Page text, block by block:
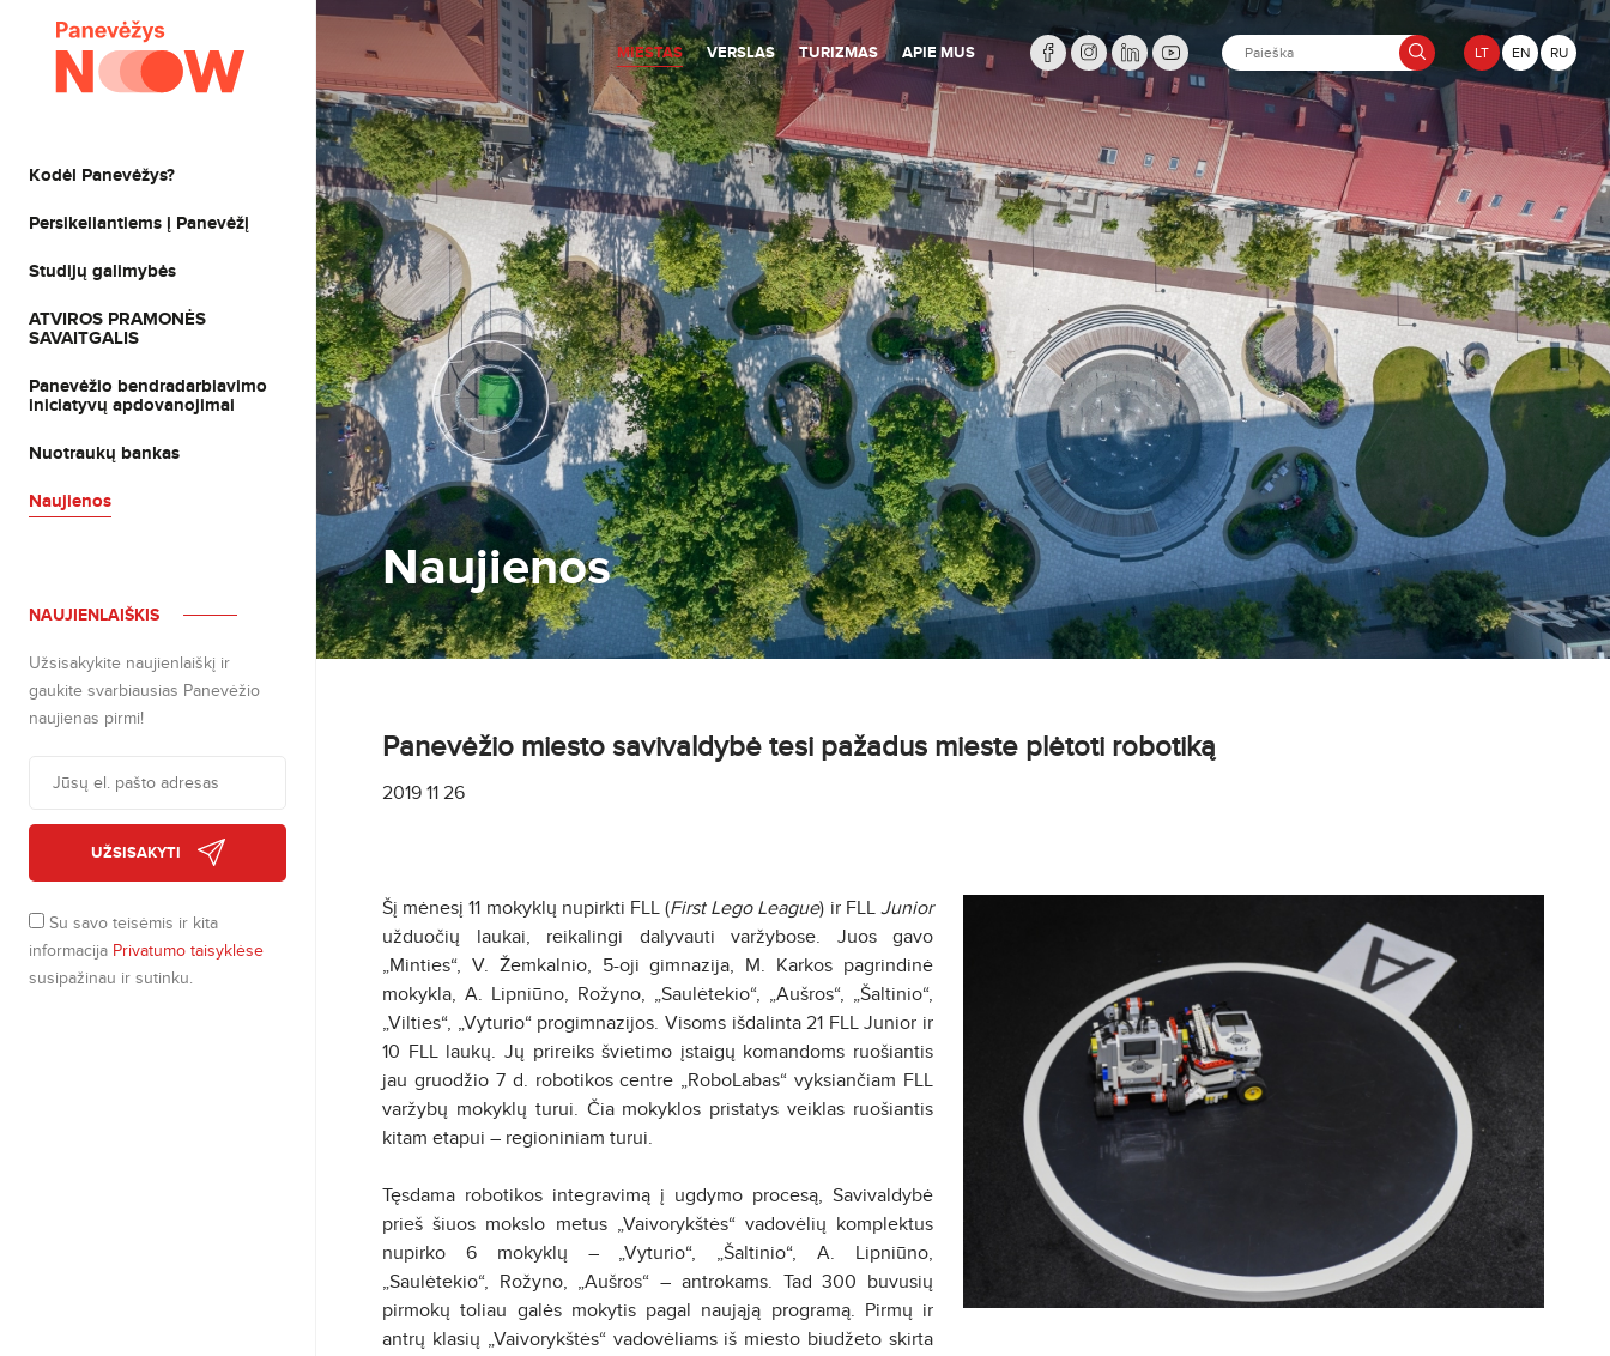
MIESTAS VERSLAS TURIZMAS APIE MUS LT EN RU
Kodėl Panevėžys?
Persikeliantiems į Panevėžį
Studijų galimybės
ATVIROS PRAMONĖS
SAVAITGALIS
Panevėžio bendradarbiavimo
iniciatyvų apdovanojimai
Nuotraukų bankas
Naujienos
NAUJIENLAIŠKIS
Užsisakykite naujienlaiškį ir
gaukite svarbiausias Panevėžio
naujienas pirmi!
UŽSISAKYTI
Su savo teisėmis ir kita
informacija Privatumo taisyklėse
susipažinau ir sutinku.
Naujienos
Panevėžio miesto savivaldybė tesi pažadus mieste plėtoti robotiką
2019 11 26
Šį mėnesį 11 mokyklų nupirkti FLL (First Lego League) ir FLLJunior
užduočių laukai, reikalingi dalyvauti varžybose. Juos gavo
„Minties“, V. Žemkalnio, 5-oji gimnazija, M. Karkos pagrindinė
mokykla, A. Lipniūno, Rožyno, „Saulėtekio“, „Aušros“, „Šaltinio“,
„Vilties“, „Vyturio“ progimnazijos. Visoms išdalinta 21 FLL Junior ir
10 FLL laukų. Jų prireiks švietimo įstaigų komandoms ruošiantis
jau gruodžio 7 d. robotikos centre „RoboLabas“ vyksiančiam FLL
varžybų mokyklų turui. Čia mokyklos pristatys veiklas ruošiantis
kitam etapui – regioniniam turui.
Tęsdama robotikos integravimą į ugdymo procesą, Savivaldybė
prieš šiuos mokslo metus „Vaivorykštės“ vadovėlių komplektus
nupirko 6 mokyklų – „Vyturio“, „Šaltinio“, A. Lipniūno,
„Saulėtekio“, Rožyno, „Aušros“ – antrokams. Tad 300 buvusių
pirmokų toliau galės mokytis pagal naująją programą. Pirmų ir
antrų klasių „Vaivorykštės“ vadovėliams iš miesto biudžeto skirta